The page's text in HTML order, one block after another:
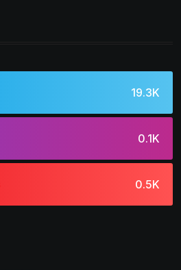
19.3K
0.1K
0.5K